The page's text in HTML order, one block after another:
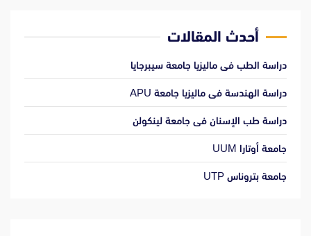
أحدث المقالات
دراسة الطب فى ماليزيا جامعة سيبرجايا
دراسة الهندسة فى ماليزيا جامعة APU
دراسة طب الإسنان فى جامعة لينكولن
جامعة أوتارا UUM
جامعة بتروناس UTP